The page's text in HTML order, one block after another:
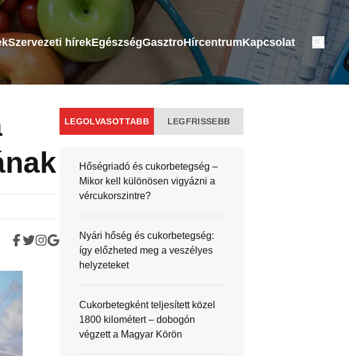
Szervezeti hírekEgészségGasztroHírcentrumKapcsolat
LEGOLVASOTTABB LEGFRISSEBB
Hőségriadó és cukorbetegség –
Mikor kell különösen vigyázni a
vércukorszintre?
Nyári hőség és cukorbetegség:
így előzheted meg a veszélyes
helyzeteket
Cukorbetegként teljesített közel
1800 kilométert – dobogón
végzett a Magyar Körön